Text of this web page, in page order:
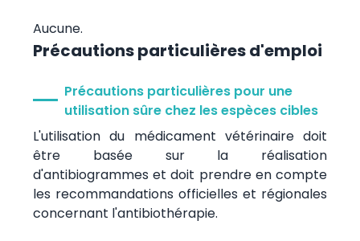
Aucune.
Précautions particulières d'emploi
Précautions particulières pour une
utilisation sûre chez les espèces cibles
L'utilisation du médicament vétérinaire doit
être basée sur la réalisation
d'antibiogrammes et doit prendre en compte
les recommandations officielles et régionales
concernant l'antibiothérapie.